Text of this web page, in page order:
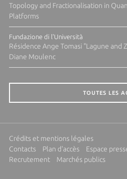
Topology and Fractionalisation in
Platforms
Fundazione di l'Università
Résidence Ange Tomasi "Lagune and
Diane Moulenc
TOUTES LES
Crédits et mentions légales
Contacts
Plan d'accès Espace
Recrutement
Marchés publics